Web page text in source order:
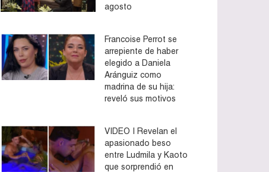
agosto
Francoise Perrot se
arrepiente de haber
elegido a Daniela
Aránguiz como
madrina de su hija:
reveló sus motivos
VIDEO | Revelan el
apasionado beso
entre Ludmila y Kaoto
que sorprendió en